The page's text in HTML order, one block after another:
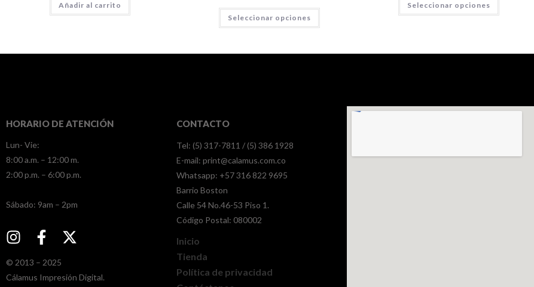
Añadir al carrito
Seleccionar opciones
Seleccionar opciones
HORARIO DE ATENCIÓN
Lun- Vie:
8:00 a.m. – 12:00 m.
2:00 p.m. – 6:00 p.m.
​​Sábado: 9am – 2pm
© 2013 – 2025
Cálamus Impresión Digital.
CONTACTO
Tel: (5) 317-7811 / (5) 386 1928
E-mail: print@calamus.com.co
Whatsapp: +57 316 822 9695
Barrio Boston
Calle 54 No.46-53 Piso 1.
Código Postal: 080002
Inicio
Tienda
Política de privacidad